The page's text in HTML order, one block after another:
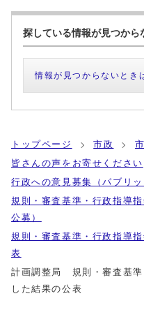
探している情報が見つから
情報が見つからないとき
トップページ 市政
皆さんの声をお寄せください
行政への意見募集（パブリッ
規則・審査基準・行政指導
公募）
規則・審査基準・行政指導
表
計画調整局 規則・審査基準
した結果の公表